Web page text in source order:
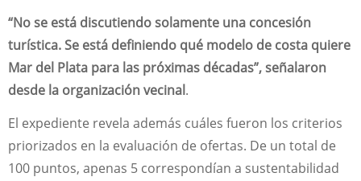
“No se está discutiendo solamente una concesión
turística. Se está definiendo qué modelo de costa quiere
Mar del Plata para las próximas décadas”, señalaron
desde la organización vecinal.
El expediente revela además cuáles fueron los criterios
priorizados en la evaluación de ofertas. De un total de
100 puntos, apenas 5 correspondían a sustentabilidad